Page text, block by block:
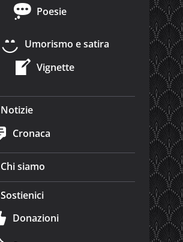
Poesie
Umorismo e satira
Vignette
Notizie
Cronaca
Chi siamo
Sostienici
Donazioni